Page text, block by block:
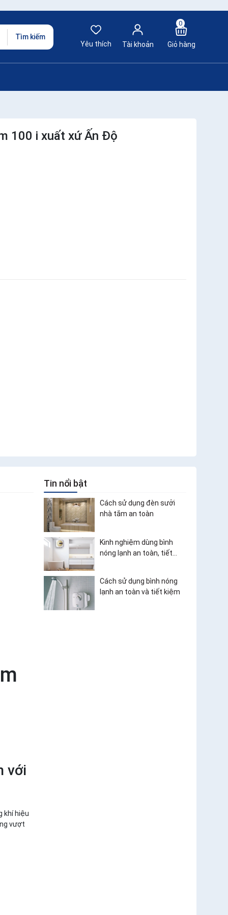
Tìm kiếm
Yêu thích
Tài khoản
0
Giỏ hàng
100 i xuất xứ Ấn Độ
với
khí hiệu
vượt
Tin nổi bật
Cách sử dụng đèn sưởi
nhà tắm an toàn
Kinh nghiệm dùng bình
nóng lạnh an toàn, tiết
Cách sử dụng bình nóng
lạnh an toàn và tiết kiệm